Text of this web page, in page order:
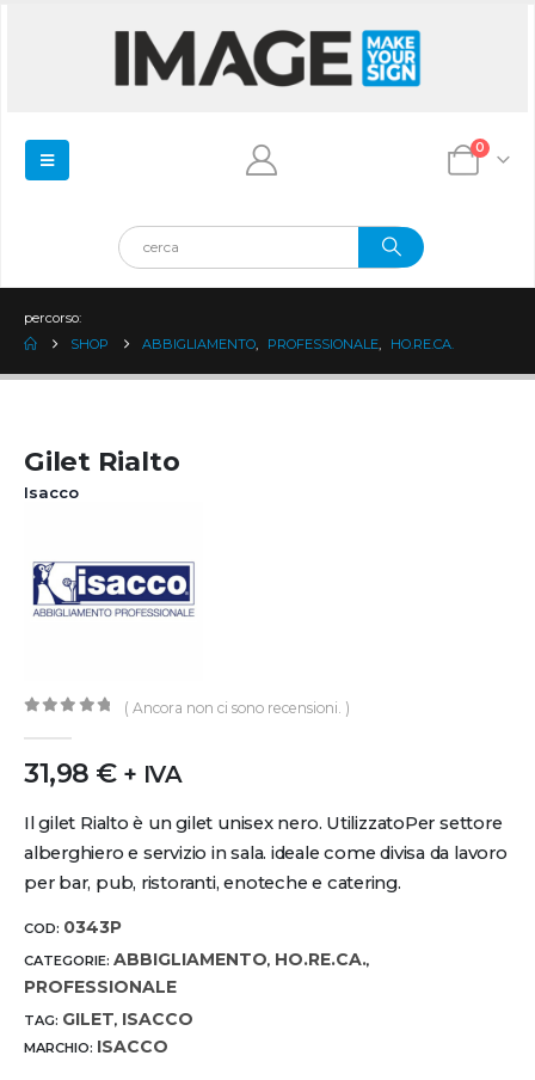
0
percorso:
SHOP
ABBIGLIAMENTO PROFESSIONALE HO.RE.CA.
Gilet Rialto
Isacco
( Ancora non ci sono recensioni. )
31,98 € + IVA
Il gilet Rialto è un gilet unisex nero. UtilizzatoPer settore
alberghiero e servizio in sala. ideale come divisa da lavoro
per bar, pub, ristoranti, enoteche e catering.
COD: 0343P
CATEGORIE: ABBIGLIAMENTO, HO.RE.CA.,
PROFESSIONALE
TAG: GILET, ISACCO
MARCHIO: ISACCO